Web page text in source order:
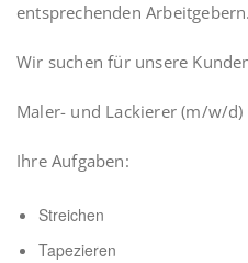
entsprechenden Arbeitgebern.
Wir suchen für unsere
Maler- und Lackierer (m/w/d)
Ihre Aufgaben:
Streichen
Tapezieren